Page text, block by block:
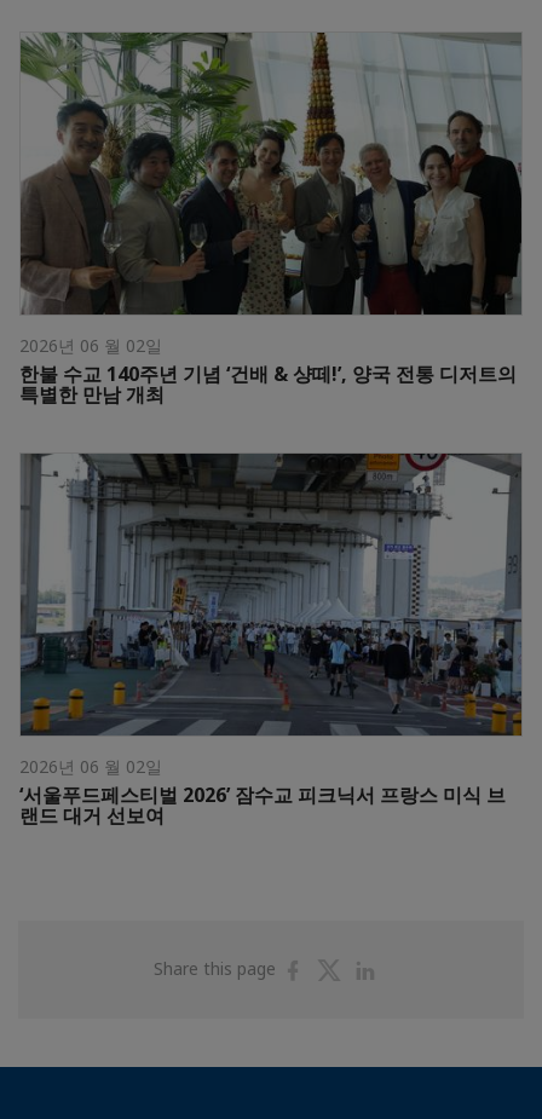
2026년 06 월 02일
한불 수교 140주년 기념 ‘건배 & 샹떼!’, 양국 전통 디저트의
특별한 만남 개최
2026년 06 월 02일
‘서울푸드페스티벌 2026’ 잠수교 피크닉서 프랑스 미식 브
랜드 대거 선보여
Share this page
ShareShare